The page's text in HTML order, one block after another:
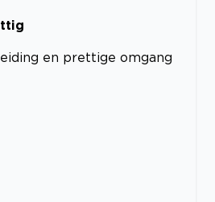
en prettige omgang